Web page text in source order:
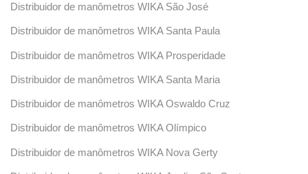
Distribuidor de manômetros WIKA São José
Distribuidor de manômetros WIKA Santa Paula
Distribuidor de manômetros WIKA Prosperidade
Distribuidor de manômetros WIKA Santa Maria
Distribuidor de manômetros WIKA Oswaldo Cruz
Distribuidor de manômetros WIKA Olímpico
Distribuidor de manômetros WIKA Nova Gerty